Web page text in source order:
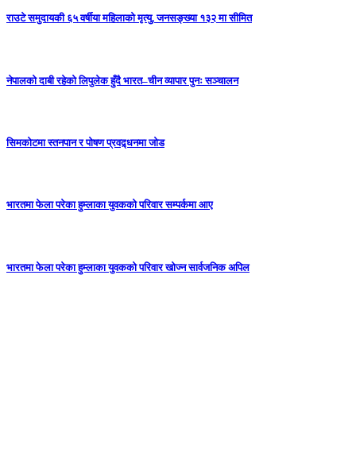
राउटे समुदायकी ६५ वर्षीया महिलाको मृत्यु, जनसङ्ख्या १३२ मा सीमित
नेपालको दाबी रहेको लिपुलेक हुँदै भारत–चीन व्यापार पुनः सञ्चालन
सिमकोटमा स्तनपान र पोषण प्रवद्र्धनमा जोड
भारतमा फेला परेका हुम्लाका युवकको परिवार सम्पर्कमा आए
भारतमा फेला परेका हुम्लाका युवकको परिवार खोज्न सार्वजनिक अपिल